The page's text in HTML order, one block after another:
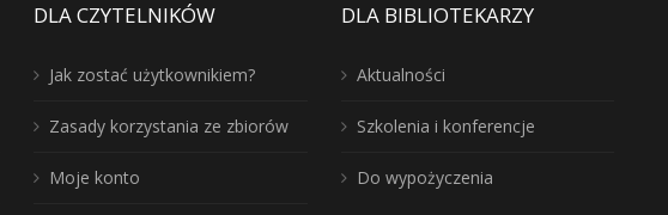
DLA CZYTELNIKÓW
Jak zostać użytkownikiem?
Zasady korzystania ze zbiorów
Moje konto
DLA BIBLIOTEKARZY
Aktualności
Szkolenia i konferencje
Do wypożyczenia